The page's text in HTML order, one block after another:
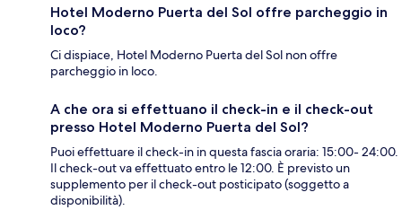
Hotel Moderno Puerta del Sol offre parcheggio in
loco?
Ci dispiace, Hotel Moderno Puerta del Sol non offre
parcheggio in loco.
A che ora si effettuano il check-in e il check-out
presso Hotel Moderno Puerta del Sol?
Puoi effettuare il check-in in questa fascia oraria: 15:00- 24:00.
Il check-out va effettuato entro le 12:00. È previsto un
supplemento per il check-out posticipato (soggetto a
disponibilità).